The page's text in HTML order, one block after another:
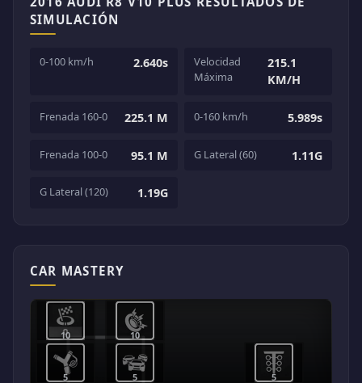
SIMULACIÓN
0-100 km/h 2.640s
Velocidad
Máxima
215.1
KM/H
Frenada 160-0 225.1 M 0-160 km/h 5.989s
Frenada 100-0 95.1 M G Lateral (60) 1.11G
G Lateral (120) 1.19G
CAR MASTERY
5 5 5
10 10